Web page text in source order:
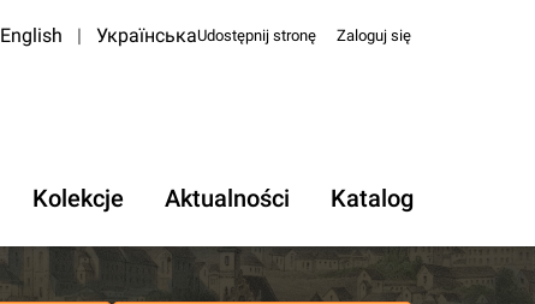
English | УкраїнськаUdostępnij stronę Zaloguj się
Kolekcje Aktualności Katalog